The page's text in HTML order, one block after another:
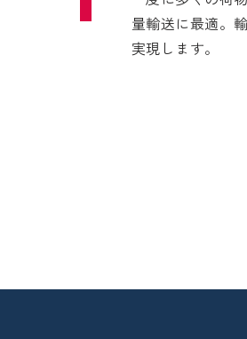
量輸送に最適。
実現します。